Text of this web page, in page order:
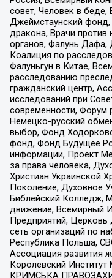
совет, Человек в
Джеймстаунский
дракона, Врачи против
органов, Фалунь Дафа,
Коалиция по
Фалуньгун в Китае,
расследованию
гражданский центр,
исследований при
современности, Форум
Немецко-русский
выбор, Фонд
фонд, Фонд Будущее
информации, Проект
за права человека,
Христиан Украинской
Поколение, Духовное
Библейский Колледж,
движение, Всемирный
Предприятий, Церковь
сеть организаций по
Республика Польша,
Ассоциация развития
Королевский
КРИМСЬКА